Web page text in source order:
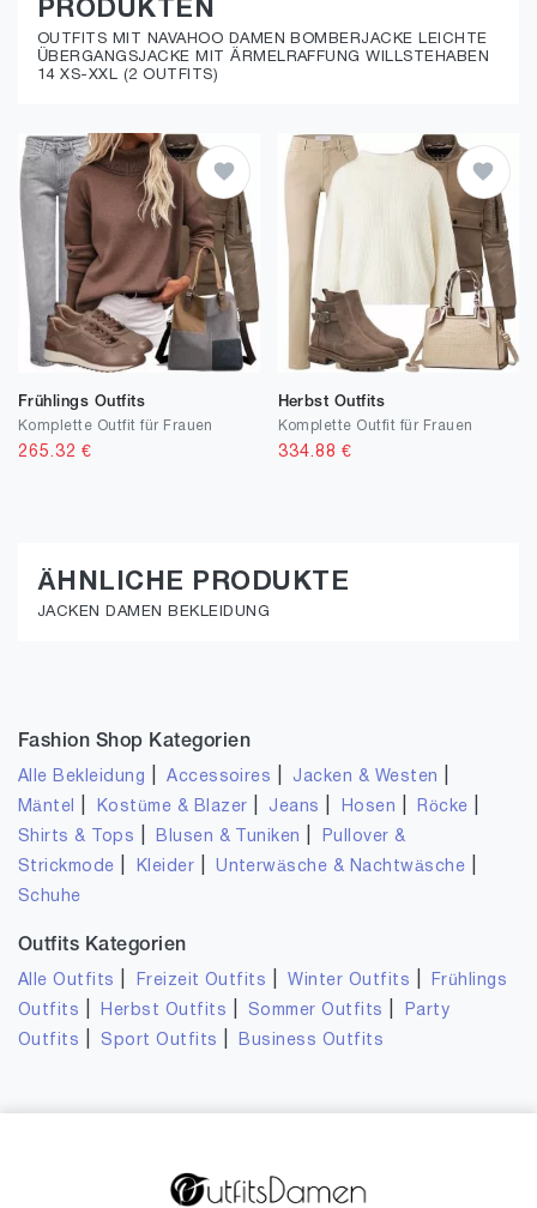
PRODUKTEN
OUTFITS MIT NAVAHOO DAMEN BOMBERJACKE LEICHTE
ÜBERGANGSJACKE MIT ÄRMELRAFFUNG WILLSTEHABEN
14 XS-XXL (2 OUTFITS)
Frühlings Outfits
Komplette Outfit für Frauen
265.32 €
Herbst Outfits
Komplette Outfit für Frauen
334.88 €
ÄHNLICHE PRODUKTE
JACKEN DAMEN BEKLEIDUNG
Fashion Shop Kategorien
Alle Bekleidung |Accessoires Jacken & Westen
Mäntel Kostüme & Blazer Jeans Hosen Röcke
Shirts & Tops Blusen & Tuniken
Pullover &
Strickmode
Kleider |Unterwäsche & Nachtwäsche
Schuhe
Outfits Kategorien
Alle Outfits Freizeit Outfits |Winter Outfits
Frühlings
Outfits
Herbst Outfits Sommer Outfits
Party
Outfits
Sport Outfits Business Outfits